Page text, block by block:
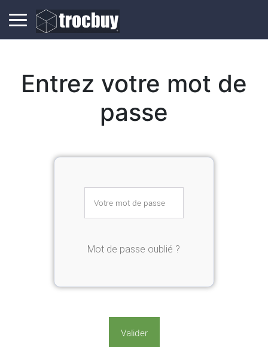
Entrez votre mot de
passe
Mot de passe oublié ?